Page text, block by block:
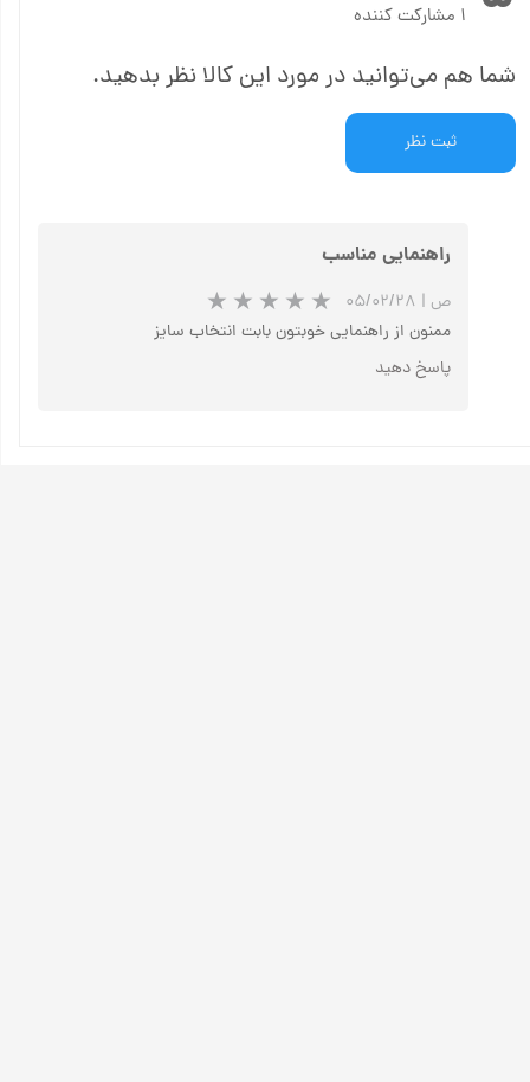
۱ مشارکت کننده
شما هم می‌توانید در مورد این کالا نظر بدهید.
ثبت نظر
راهنمایی مناسب
ص | ۰۵/۰۲/۲۸
ممنون از راهنمایی خوبتون بابت انتخاب سایز
پاسخ دهید